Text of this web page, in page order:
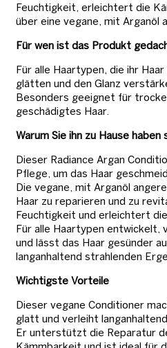
Feuchtigkeit, erleichtert die
über eine vegane, mit Arganöl
Für wen ist das Produkt
Für alle Haartypen, die ihr
glätten und den Glanz
Besonders geeignet für
geschädigtes Haar.
Warum Sie ihn zu Hause haben
Dieser Radiance Argan
Pflege, um das Haar
Die vegane, mit Arganöl
Haar zu reparieren und zu
Feuchtigkeit und erleichtert
Für alle Haartypen entwickelt,
und lässt das Haar gesünder
langanhaltend strahlenden
Wichtigste Vorteile
Dieser vegane Conditioner
glatt und verleiht
Er unterstützt die Reparatur